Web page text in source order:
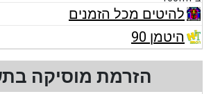
להיטים מכל הזמנים
היטמן 90
הזרמת מוסיקה